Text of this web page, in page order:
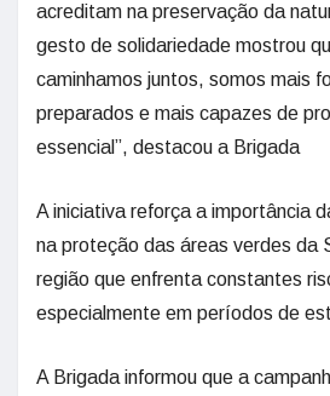
acreditam na preservação da
gesto de solidariedade mostrou
caminhamos juntos, somos mais
preparados e mais capazes de
essencial”, destacou a Brigada
A iniciativa reforça a importância
na proteção das áreas verdes da
região que enfrenta constantes
especialmente em períodos de
A Brigada informou que a